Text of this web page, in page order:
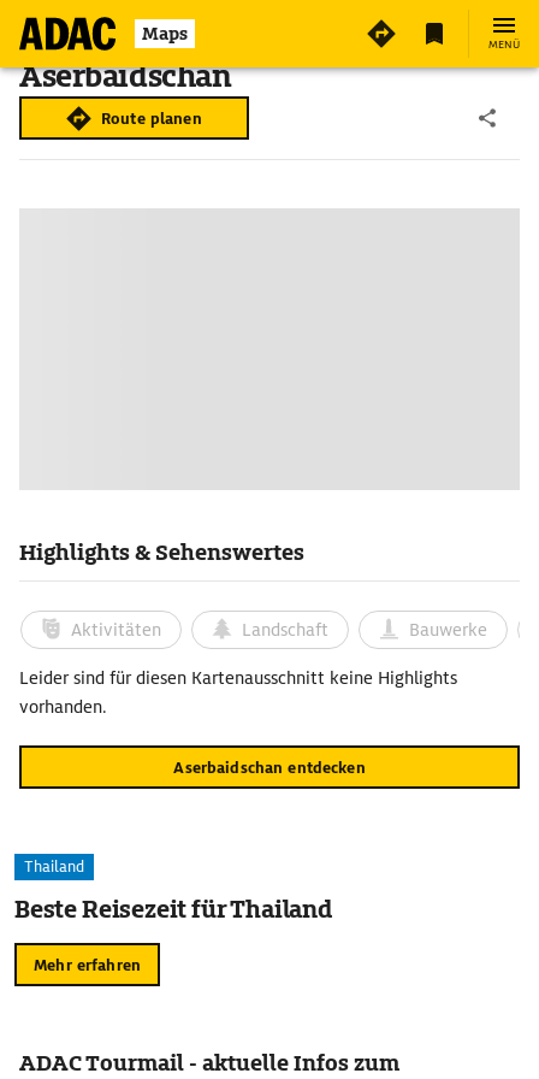
Maps MENÜ
Aserbaidschan
Route planen
Highlights & Sehenswertes
Aktivitäten Landschaft Bauwerke
Leider sind für diesen Kartenausschnitt keine Highlights
vorhanden.
Aserbaidschan entdecken
Thailand
Beste Reisezeit für Thailand
Mehr erfahren
ADAC Tourmail - aktuelle Infos zum